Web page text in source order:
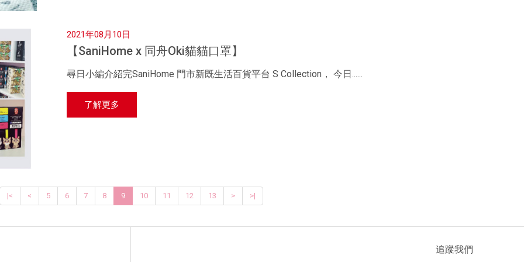
2021年08月10日
【SaniHome x 同舟Oki貓貓口罩】
尋日小編介紹完SaniHome 門市新既生活百貨平台 S Collection， 今日......
了解更多
|< < 5 6 7 8 9 10 11 12 13 > >|
追蹤我們